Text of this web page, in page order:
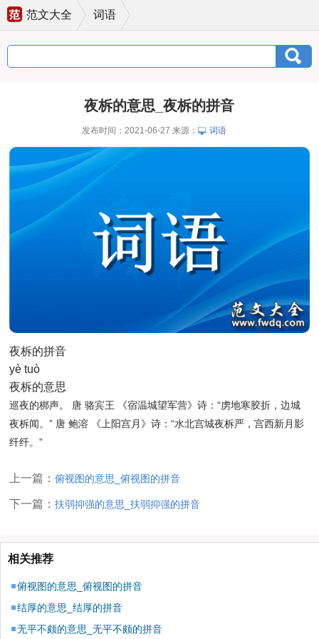
范文大全 词语
夜柝的意思_夜柝的拼音
发布时间：2021-06-27 来源： 词语
夜柝的拼音
yè tuò
夜柝的意思
巡夜的梆声。 唐 骆宾王 《宿温城望军营》诗：“虏地寒胶折，边城
夜柝闻。” 唐 鲍溶
《上阳宫月》诗：“水北宫城夜柝严，宫西新月影
纤纤。”
上一篇：俯视图的意思_俯视图的拼音
下一篇：扶弱抑强的意思_扶弱抑强的拼音
相关推荐
俯视图的意思_俯视图的拼音
结厚的意思_结厚的拼音
无平不颇的意思_无平不颇的拼音